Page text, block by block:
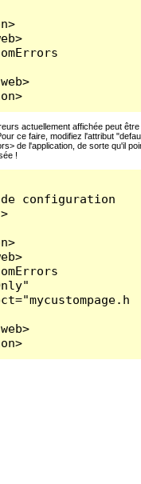
actuellement affichée peut
ce faire, modifiez l'attribut
de l'application, de sorte qu'il
!
configuration